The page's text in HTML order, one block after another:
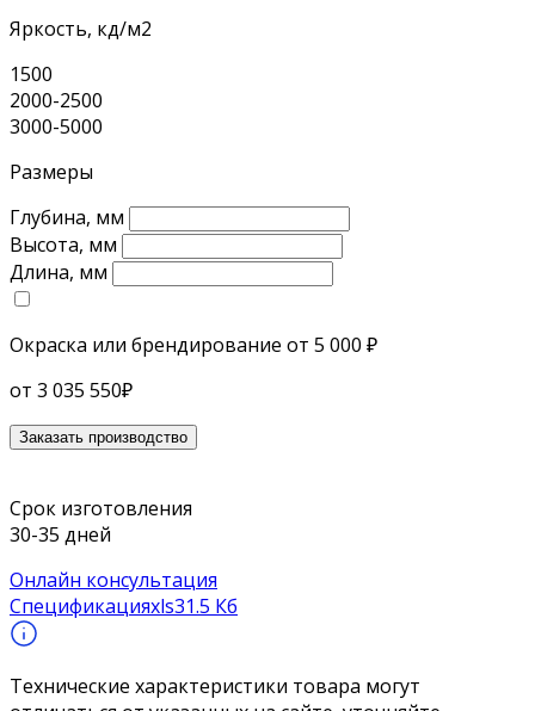
Яркость, кд/м2
1500
2000-2500
3000-5000
Размеры
Глубина, мм
Высота, мм
Длина, мм
Окраска или брендирование от 5 000 ₽
от 3 035 550₽
Заказать производство
Срок изготовления
30-35 дней
Онлайн консультация
Спецификацияxls31.5 Кб
Технические характеристики товара могут